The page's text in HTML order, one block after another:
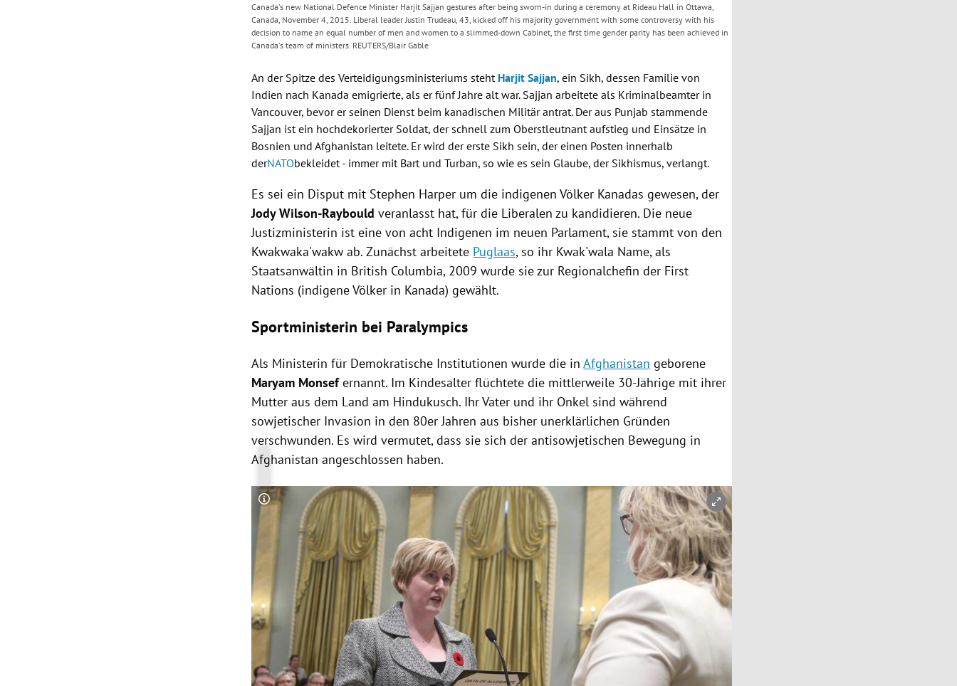
Canada's new National Defence Minister Harjit Sajjan gestures after being sworn-in during a ceremony at Rideau Hall in Ottawa,
Canada, November 4, 2015. Liberal leader Justin Trudeau, 43, kicked off his majority government with some controversy with his
decision to name an equal number of men and women to a slimmed-down Cabinet, the first time gender parity has been achieved in
Canada's team of ministers. REUTERS/Blair Gable
An der Spitze des Verteidigungsministeriums steht Harjit Sajjan, ein Sikh, dessen Familie von
Indien nach Kanada emigrierte, als er fünf Jahre alt war. Sajjan arbeitete als Kriminalbeamter in
Vancouver, bevor er seinen Dienst beim kanadischen Militärantrat. Der aus Punjab stammende
Sajjan ist ein hochdekorierter Soldat, der schnell zum Oberstleutnant aufstieg und Einsätze in
Bosnien undAfghanistan leitete. Er wird der erste Sikh sein, der einen Posten innerhalb
derNATObekleidet - immer mit Bart und Turban, so wie es sein Glaube, der Sikhismus, verlangt.
Es sei ein Disput mit Stephen Harper um die indigenen Völker Kanadas gewesen, der
Jody Wilson-Raybould veranlasst hat, für die Liberalen zu kandidieren. Die neue
Justizministerin ist eine von acht Indigenen im neuen Parlament, sie stammt von den
Kwakwaka'wakw ab. Zunächst arbeitete Puglaas, so ihr Kwak'wala Name, als
Staatsanwältin in British Columbia, 2009 wurde sie zur Regionalchefin der First
Nations (indigene Völker in Kanada) gewählt.
Sportministerin bei Paralympics
Als Ministerin für Demokratische Institutionen wurde die inAfghanistan geborene
Maryam Monsefernannt. Im Kindesalter flüchtete die mittlerweile 30-Jährige mit ihrer
Mutter aus dem Land am Hindukusch. Ihr Vater und ihr Onkel sind während
sowjetischer Invasion in den 80er Jahren aus bisher unerklärlichen Gründen
verschwunden. Es wird vermutet, dass sie sich der antisowjetischen Bewegung in
Afghanistan angeschlossen haben.
Copyright-Hinweis öffnen/schließen